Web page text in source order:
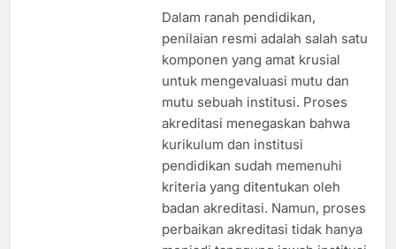
Dalam ranah pendidikan,
penilaian resmi adalah salah satu
komponen yang amat krusial
untuk mengevaluasi mutu dan
mutu sebuah institusi. Proses
akreditasi menegaskan bahwa
kurikulum dan institusi
pendidikan sudah memenuhi
kriteria yang ditentukan oleh
badan akreditasi. Namun, proses
perbaikan akreditasi tidak hanya